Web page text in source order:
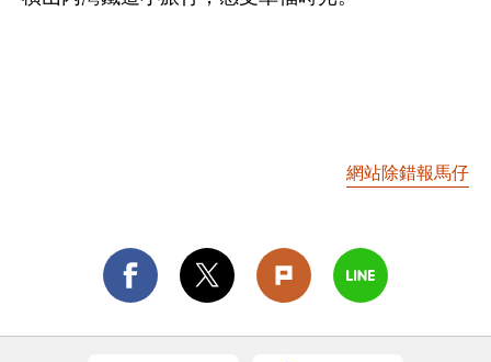
網站除錯報馬仔